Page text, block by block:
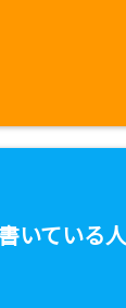
いている